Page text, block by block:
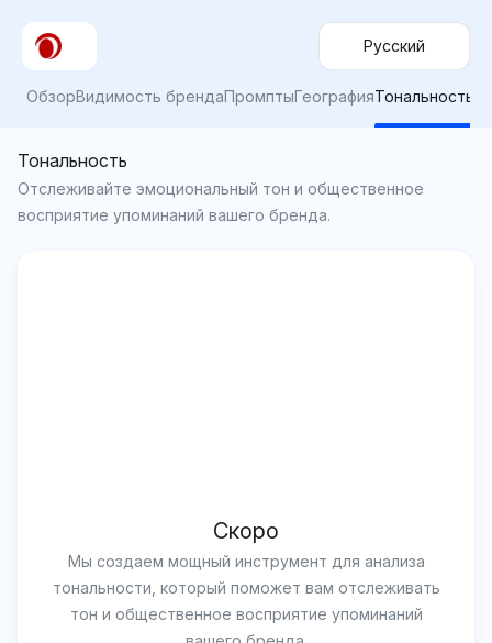
Русский
ОбзорВидимость брендаПромптыГеографияТональность
Тональность
Отслеживайте эмоциональный тон и общественное
восприятие упоминаний вашего бренда.
Скоро
Мы создаем мощный инструмент для анализа
тональности, который поможет вам отслеживать
тон и общественное восприятие упоминаний